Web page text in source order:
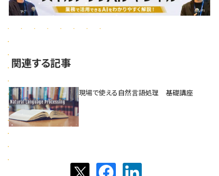
関連する記事
現場で使える自然言語処理 基礎講座